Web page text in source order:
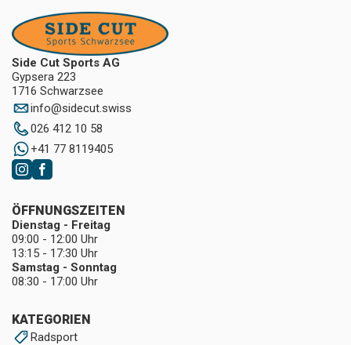
Side Cut Sports AG
Gypsera 223
1716 Schwarzsee
info@sidecut.swiss
026 412 10 58
+41 77 8119405
KATEGORIEN
Radsport
ÖFFNUNGSZEITEN
Dienstag - Freitag
09:00 - 12:00 Uhr
13:15 - 17:30 Uhr
Samstag - Sonntag
08:30 - 17:00 Uhr